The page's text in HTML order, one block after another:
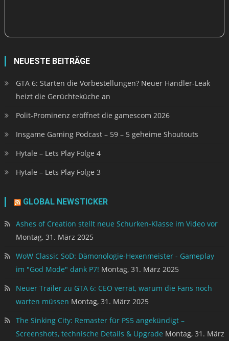
NEUESTE BEITRÄGE
GTA 6: Starten die Vorbestellungen? Neuer Händler-Leak
heizt die Gerüchteküche an
Polit-Prominenz eröffnet die gamescom 2026
Insgame Gaming Podcast – 59 – 5 geheime Shoutouts
Hytale – Lets Play Folge 4
Hytale – Lets Play Folge 3
GLOBAL NEWSTICKER
Ashes of Creation stellt neue Schurken-Klasse im Video vor
Montag, 31. März 2025
WoW Classic SoD: Dämonologie-Hexenmeister - Gameplay
im "God Mode" dank P7! Montag, 31. März 2025
Neuer Trailer zu GTA 6: CEO verrät, warum die Fans noch
warten müssen Montag, 31. März 2025
The Sinking City: Remaster für PS5 angekündigt –
Screenshots, technische Details & Upgrade Montag, 31. März